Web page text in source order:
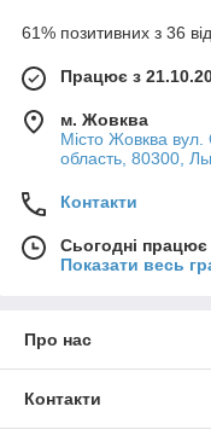
61% позитивних з 36
Працює з
м. Жовква
Місто Жовква вул.
область, 80300,
Контакти
Сьогодні
Показати весь
Про нас
Контакти